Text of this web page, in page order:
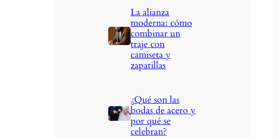
La alianza
moderna: cómo
combinar un
traje con
camiseta y
zapatillas
¿Qué son las
bodas de acero y
por qué se
celebran?